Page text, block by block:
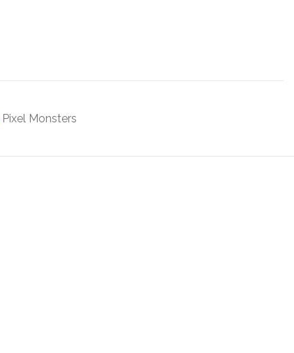
Pixel Monsters